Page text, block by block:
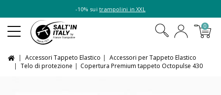
-10% suitrampolini in XXL
0
Accessori Tappeto Elastico
Accessori per Tappeto Elastico
Telo di protezione
Copertura Premium tappeto Octopulse 430